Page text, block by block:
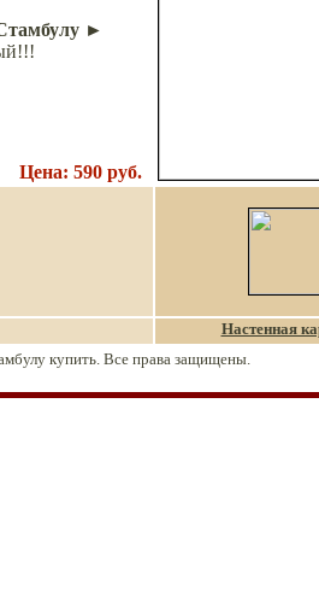
►
Цена: 590 руб.
Настенная
купить. Все права защищены.